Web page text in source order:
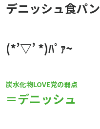
デニッシュ食パン
(*’▽’ *)ﾊﾟｧ~
炭水化物LOVE党の弱点
＝デニッシュ